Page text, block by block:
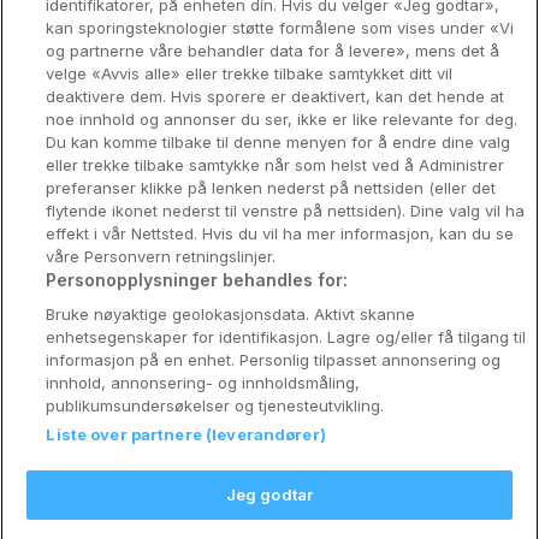
Bergen
Utforsk Norden
Om Coop HotellKupp
Konkurranse
Koselig avbrekk
Velvære i var
Premiumhotell
Venninnetur
Reservasjonsspørsmål:
Hotellsupport:scandinavian@digibreaks.com
identifikatorer, på enheten din. Hvis du velger «Jeg godtar»,
kan sporingsteknologier støtte formålene som vises under «Vi
og partnerne våre behandler data for å levere», mens det å
velge «Avvis alle» eller trekke tilbake samtykket ditt vil
deaktivere dem. Hvis sporere er deaktivert, kan det hende at
noe innhold og annonser du ser, ikke er like relevante for deg.
Du kan komme tilbake til denne menyen for å endre dine valg
eller trekke tilbake samtykke når som helst ved å Administrer
preferanser klikke på lenken nederst på nettsiden (eller det
flytende ikonet nederst til venstre på nettsiden). Dine valg vil ha
effekt i vår Nettsted. Hvis du vil ha mer informasjon, kan du se
våre Personvern retningslinjer.
Personopplysninger behandles for:
Bruke nøyaktige geolokasjonsdata. Aktivt skanne
enhetsegenskaper for identifikasjon. Lagre og/eller få tilgang til
informasjon på en enhet. Personlig tilpasset annonsering og
innhold, annonsering- og innholdsmåling,
publikumsundersøkelser og tjenesteutvikling.
Liste over partnere (leverandører)
Jeg godtar